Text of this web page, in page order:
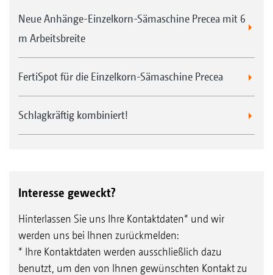
Neue Anhänge-Einzelkorn-Sämaschine Precea mit 6
m Arbeitsbreite
FertiSpot für die Einzelkorn-Sämaschine Precea
Schlagkräftig kombiniert!
Interesse geweckt?
Hinterlassen Sie uns Ihre Kontaktdaten* und wir
werden uns bei Ihnen zurückmelden:
* Ihre Kontaktdaten werden ausschließlich dazu
benutzt, um den von Ihnen gewünschten Kontakt zu